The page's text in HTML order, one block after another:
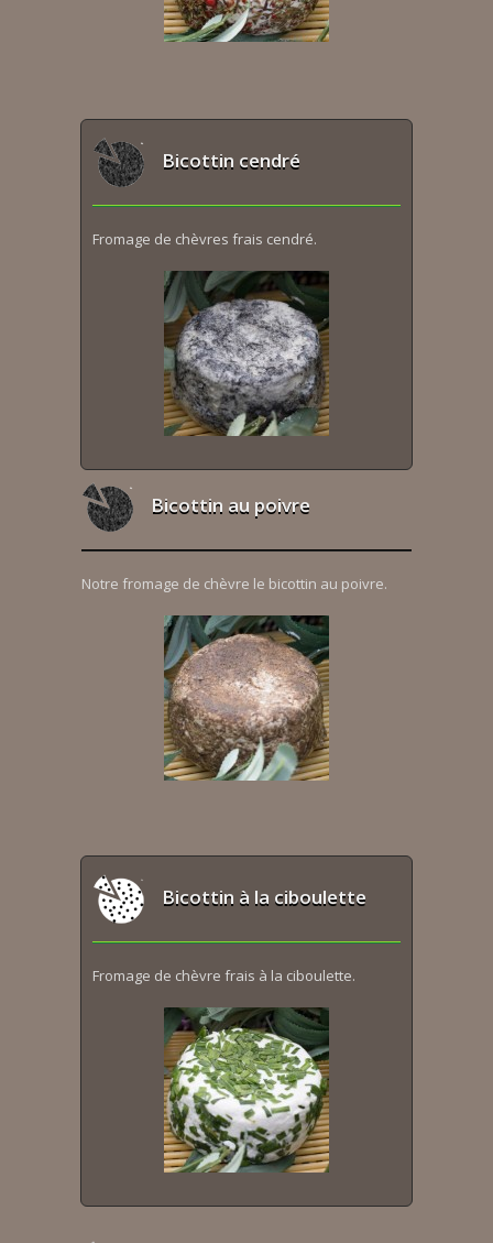
Bicottin cendré
Fromage de chèvres frais cendré.
Bicottin au poivre
Notre fromage de chèvre le bicottin au poivre.
Bicottin à la ciboulette
Fromage de chèvre frais à la ciboulette.